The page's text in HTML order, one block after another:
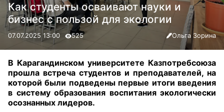
Как студенты осваивают науки и
бизнес с пользой для экологии
07.07.2025 13:00 525 Ольга Зорина
В Карагандинском университете Казпотребсоюза
прошла встреча студентов и преподавателей, на
которой были подведены первые итоги введения
в систему образования воспитания экологически
осознанных лидеров.